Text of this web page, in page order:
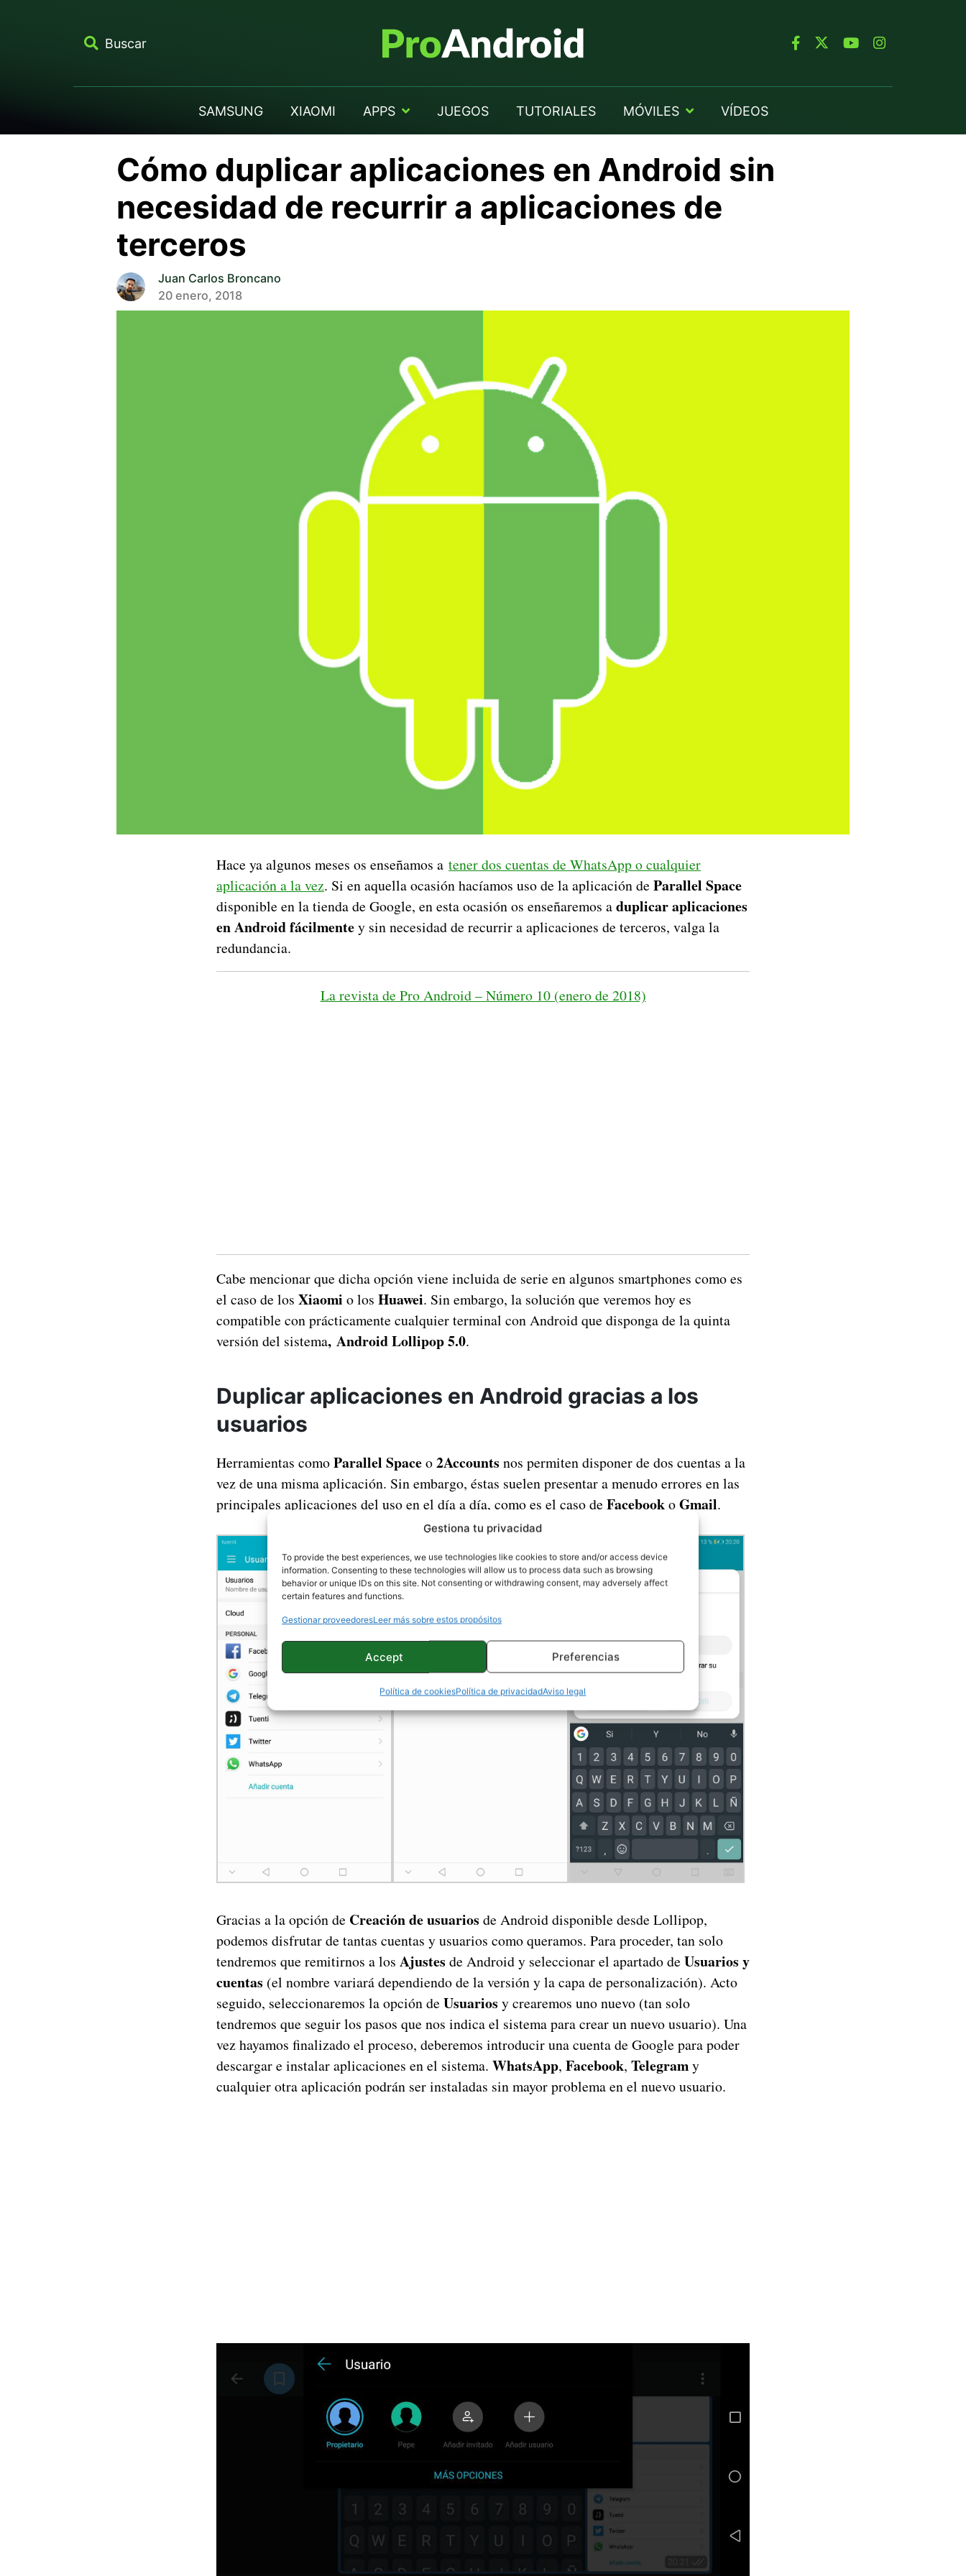
Gestiona tu privacidad
To provide the best experiences, we use technologies like cookies to store and/or access device
information. Consenting to these technologies will allow us to process data such as browsing
behavior or unique IDs on this site. Not consenting or withdrawing consent, may adversely affect
certain features and functions.
Gestionar proveedoresLeer más sobre estos propósitos
Accept Preferencias
Política de cookiesPolítica de privacidadAviso legal
Buscar
SAMSUNG XIAOMI APPS JUEGOS TUTORIALES MÓVILES VÍDEOS
Cómo duplicar aplicaciones en Android sin
necesidad de recurrir a aplicaciones de
terceros
Juan Carlos Broncano
20 enero, 2018
Hace ya algunos meses os enseñamos a tener dos cuentas de WhatsApp o cualquier
aplicación a la vez. Si en aquella ocasión hacíamos uso de la aplicación de Parallel Space
disponible en la tienda de Google, en esta ocasión os enseñaremos aduplicar aplicaciones
en Android fácilmentey sin necesidad de recurrir a aplicaciones de terceros, valga la
redundancia.
La revista de Pro Android – Número 10 (enero de 2018)
Cabe mencionar que dicha opción viene incluida de serie en algunos smartphones como es
el caso de los Xiaomi o los Huawei. Sin embargo, la solución que veremos hoy es
compatible con prácticamente cualquier terminal con Android que disponga de la quinta
versión del sistema, Android Lollipop 5.0.
Duplicar aplicaciones en Android gracias a los
usuarios
Herramientas comoParallel Spaceo2Accounts nos permiten disponer de dos cuentas a la
vez de una misma aplicación. Sin embargo, éstas suelen presentar a menudo errores en las
principales aplicaciones del uso en el día a día, como es el caso de FacebookoGmail.
Gracias a la opción de Creación de usuarios de Android disponible desde Lollipop,
podemos disfrutar de tantas cuentas y usuarios como queramos. Para proceder, tan solo
tendremos que remitirnos a los Ajustes de Android y seleccionar el apartado de Usuarios y
cuentas (el nombre variará dependiendo de la versión y la capa de personalización). Acto
seguido, seleccionaremos la opción de Usuarios y crearemos uno nuevo (tan solo
tendremos que seguir los pasos que nos indica el sistema para crear un nuevo usuario). Una
vez hayamos finalizado el proceso, deberemos introducir una cuenta de Google para poder
descargar e instalar aplicaciones en el sistema. WhatsApp, Facebook, Telegramy
cualquier otra aplicación podrán ser instaladas sin mayor problema en el nuevo usuario.